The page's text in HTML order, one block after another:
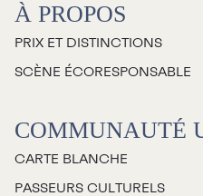
Galerie
Sirois
À PROPOS
PRIX ET DISTINCTIONS
SCÈNE ÉCORESPONSABLE
COMMUNAUTÉ
CARTE BLANCHE
PASSEURS CULTURELS